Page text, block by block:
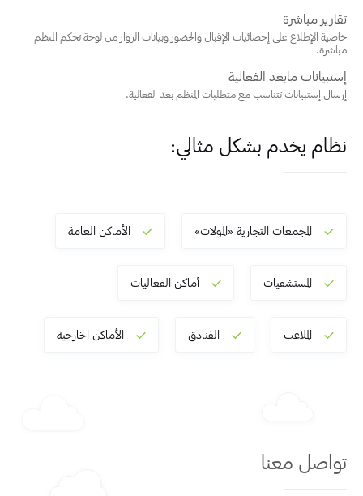
تقارير مباشرة
خاصية الإطلاع على إحصائيات الإقبال والحضور وبيانات الزوار من لوحة تحكم المنظم
مباشرة.
إستبيانات مابعد الفعالية
إرسال إستبيانات تتناسب مع متطلبات المنظم بعد الفعالية.
نظام يخدم بشكل مثالي:
المجمعات التجارية «المولات» الأماكن العامة
المستشفيات أماكن الفعاليات
الملاعب الفنادق الأماكن الخارجية
تواصل معنا